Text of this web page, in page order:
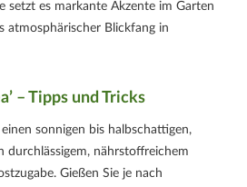
setzt es markante Akzente im Garten
atmosphärischer Blickfang in
– Tipps und Tricks
einen sonnigen bis halbschattigen,
durchlässigem, nährstoffreichem
Gießen Sie je nach